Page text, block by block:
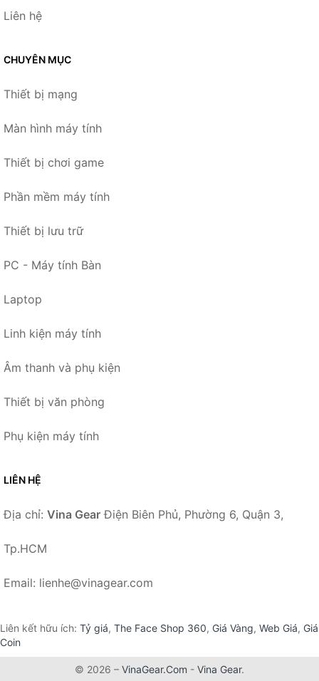
Liên hệ
CHUYÊN MỤC
Thiết bị mạng
Màn hình máy tính
Thiết bị chơi game
Phần mềm máy tính
Thiết bị lưu trữ
PC - Máy tính Bàn
Laptop
Linh kiện máy tính
Âm thanh và phụ kiện
Thiết bị văn phòng
Phụ kiện máy tính
LIÊN HỆ
Địa chỉ: Vina Gear Điện Biên Phủ, Phường 6, Quận 3,
Tp.HCM
Email: lienhe@vinagear.com
Liên kết hữu ích: Tỷ giá, The Face Shop 360, Giá Vàng, Web Giá, Giá
Coin
© 2026 – VinaGear.Com - Vina Gear.